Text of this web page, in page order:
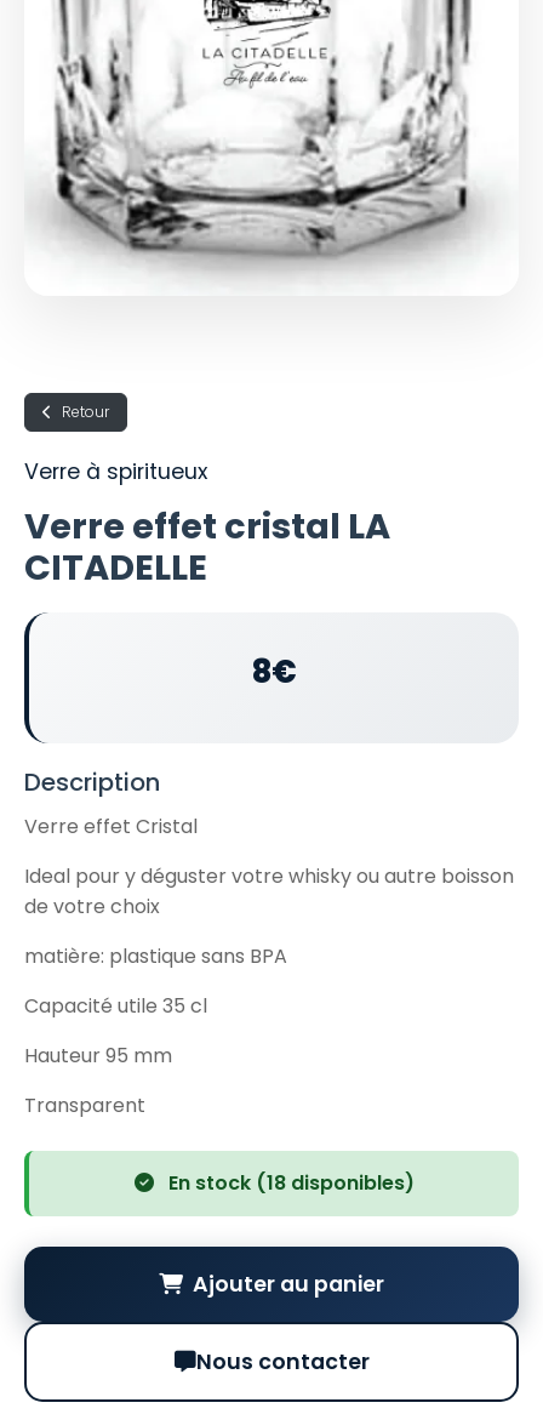
Retour
Verre à spiritueux
Verre effet cristal LA
CITADELLE
8€
Description
Verre effet Cristal
Ideal pour y déguster votre whisky ou autre boisson
de votre choix
matière: plastique sans BPA
Capacité utile 35 cl
Hauteur 95 mm
Transparent
En stock (18 disponibles)
Ajouter au panier
Nous contacter